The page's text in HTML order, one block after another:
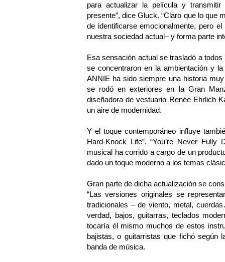
para actualizar la película y
presente”, dice Gluck. “Claro que lo
de identificarse emocionalmente, pero
nuestra sociedad actual– y forma parte
Esa sensación actual se trasladó a
se concentraron en la ambientación y
ANNIE ha sido siempre una historia
se rodó en exteriores en la Gran
diseñadora de vestuario Renée Ehrlich
un aire de modernidad.
Y el toque contemporáneo influye
Hard-Knock Life”, “You’re Never
musical ha corrido a cargo de un
dado un toque moderno a los temas
Gran parte de dicha actualización se
“Las versiones originales se
tradicionales – de viento, metal,
verdad, bajos, guitarras, teclados
tocaría él mismo muchos de estos
bajistas, o guitarristas que fichó según
banda de música.